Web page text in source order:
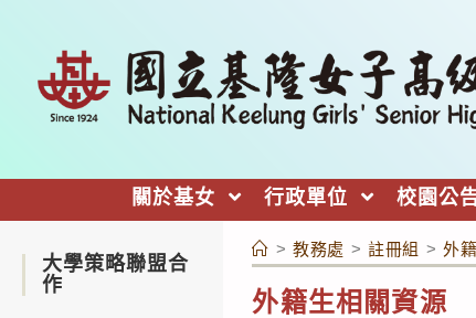
關於基女 行政單位 校園公
外籍生相關資源
> 教務處 > 註冊組 > 外
大學策略聯盟合
作